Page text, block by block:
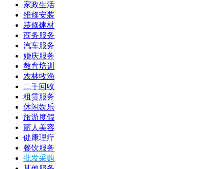
家政生活
维修安装
装修建材
商务服务
汽车服务
婚庆服务
教育培训
农林牧渔
二手回收
租赁服务
休闲娱乐
旅游度假
丽人美容
健康理疗
餐饮服务
批发采购